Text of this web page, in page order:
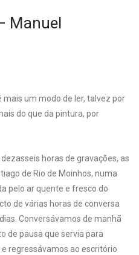
Manuel
mais um modo de ler, talvez por
do que da pintura, por
horas de gravações, as
de Rio de Moinhos, numa
pelo ar quente e fresco do
de várias horas de conversa
Conversávamos de manhã
de pausa que servia para
regressávamos ao escritório